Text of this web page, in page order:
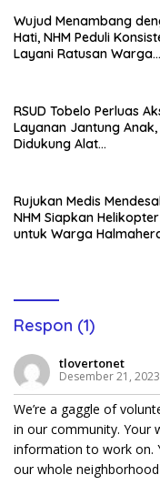
Wujud Menambang
Hati, NHM Peduli
Layani Ratusan Warga
RSUD Tobelo Perluas
Layanan Jantung Anak,
Didukung Alat
Rujukan Medis
NHM Siapkan Helikopter
untuk Warga
Respon (1)
tlovertonet
Desember 21,
We’re a gaggle of
in our community. Your
information to work on.
our whole